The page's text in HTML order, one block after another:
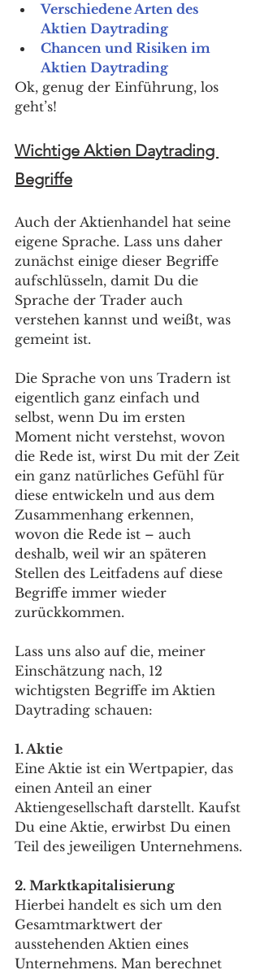
Verschiedene Arten des
Aktien Daytrading
Chancen und Risiken im
Aktien Daytrading
Ok, genug der Einführung, los
geht’s!
Wichtige Aktien Daytrading
Begriffe
Auch der Aktienhandel hat seine
eigene Sprache. Lass uns daher
zunächst einige dieser Begriffe
aufschlüsseln, damit Du die
Sprache der Trader auch
verstehen kannst und weißt, was
gemeint ist.
Die Sprache von uns Tradern ist
eigentlich ganz einfach und
selbst, wenn Du im ersten
Moment nicht verstehst, wovon
die Rede ist, wirst Du mit der Zeit
ein ganz natürliches Gefühl für
diese entwickeln und aus dem
Zusammenhang erkennen,
wovon die Rede ist – auch
deshalb, weil wir an späteren
Stellen des Leitfadens auf diese
Begriffe immer wieder
zurückkommen.
Lass uns also auf die, meiner
Einschätzung nach, 12
wichtigsten Begriffe im Aktien
Daytrading schauen:
1. Aktie
Eine Aktie ist ein Wertpapier, das
einen Anteil an einer
Aktiengesellschaft darstellt. Kaufst
Du eine Aktie, erwirbst Du einen
Teil des jeweiligen Unternehmens.
2. Marktkapitalisierung
Hierbei handelt es sich um den
Gesamtmarktwert der
ausstehenden Aktien eines
Unternehmens. Man berechnet